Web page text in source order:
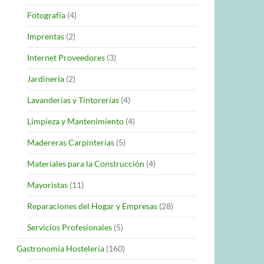
Fotografía (4)
Imprentas (2)
Internet Proveedores (3)
Jardinería (2)
Lavanderías y Tintorerías (4)
Limpieza y Mantenimiento (4)
Madereras Carpinterías (5)
Materiales para la Construcción (4)
Mayoristas (11)
Reparaciones del Hogar y Empresas (28)
Servicios Profesionales (5)
Gastronomía Hostelería (160)